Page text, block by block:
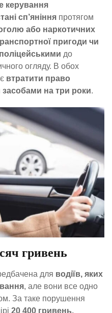
керування
сп’яніння протягом
або наркотичних
пригоди чи
до
огляду. В обох
втратити право
на три роки.
гривень
для водіїв, яких
, але вони все одно
За таке порушення
20 400 гривень.